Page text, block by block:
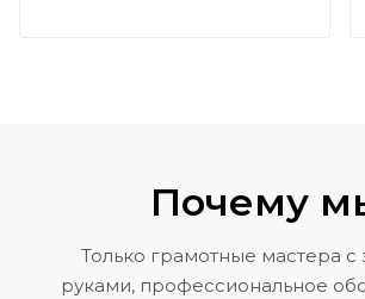
Почему
Только грамотные мастера с
руками, профессиональное